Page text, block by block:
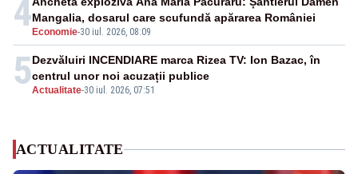
4 Economie-30 iul. 2026, 08:09
Mangalia, dosarul care scufundă apărarea României
5Actualitate-30 iul. 2026, 07:51
Dezvăluiri INCENDIARE marca Rizea TV: Ion Bazac, în
centrul unor noi acuzații publice
ACTUALITATE